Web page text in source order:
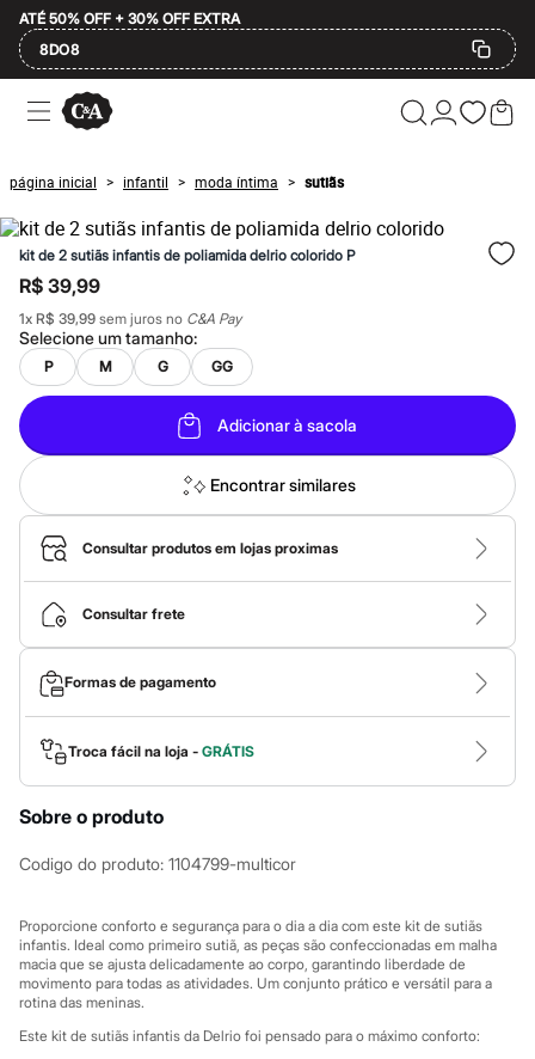
ATÉ 50% OFF + 30% OFF EXTRA
8DO8
Ofertas
Compre por Departamento
Masculino
Infantil
Calçados
Plus Size
2 calçados por R$189
2 peças por R$199
3 lingeries por R$99
3 itens de beleza por R$129
Até 20% off
Até 40% off
Até 60% off
A partir de 60% off
Feminino
Em alta
Inverno
Alfaiataria
Novidades
Roupas
Blusas e Camisetas
Básicos
Calças
Casacos e Jaquetas
Jeans
Macacões
Saias
Shorts e Bermudas
Vestidos
Acessórios
Bolsas
Bijoux
Óculos
Botas
Chinelos
Rasteirinhas
Sandálias
Sapatilhas
Tênis
página inicial > infantil > moda íntima > sutiãs
kit de 2 sutiãs infantis de poliamida delrio colorido P
R$ 39,99
1x R$ 39,99 sem juros no C&A Pay
Selecione umtamanho:
P M G GG
Adicionar à sacola
Encontrar similares
Consultar produtos em lojas proximas
Consultar frete
Formas de pagamento
Troca fácil na loja - GRÁTIS
Sobre o produto
Codigo do produto: 1104799-multicor
Proporcione conforto e segurança para o dia a dia com este kit de sutiãs
infantis. Ideal como primeiro sutiã, as peças são confeccionadas em malha
macia que se ajusta delicadamente ao corpo, garantindo liberdade de
movimento para todas as atividades. Um conjunto prático e versátil para a
rotina das meninas.
Este kit de sutiãs infantis da Delrio foi pensado para o máximo conforto: